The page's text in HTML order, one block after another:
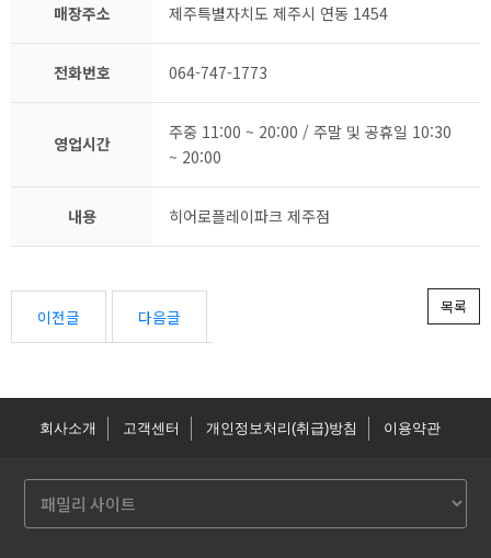
매장주소 제주특별자치도 제주시 연동 1454
전화번호 064-747-1773
영업시간
주중 11:00 ~ 20:00 / 주말 및 공휴일 10:30
~ 20:00
내용 히어로플레이파크 제주점
이전글 다음글 목록
회사소개 고객센터 개인정보처리(취급)방침 이용약관